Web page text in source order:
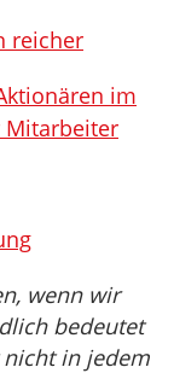
reicher
im
Mitarbeiter
wenn wir
bedeutet
in jedem